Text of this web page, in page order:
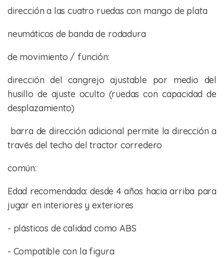
dirección a las cuatro ruedas con mango de plata
neumáticos de banda de rodadura
de movimiento / función:
dirección del cangrejo ajustable por medio del
husillo de ajuste oculto (ruedas con capacidad de
desplazamiento)
barra de dirección adicional permite la dirección a
través del techo del tractor corredero
común:
Edad recomendada: desde 4 años hacia arriba para
jugar en interiores y exteriores
- plásticos de calidad como ABS
- Compatible con la figura